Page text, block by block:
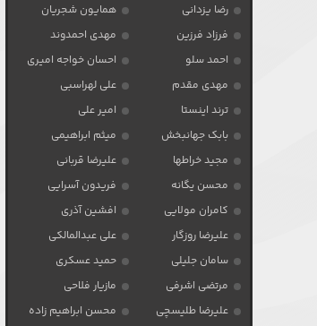
رضا یزدانی
همایون شجریان
فرزاد فرزین
مهدی احمدوند
احمد سلو
احسان خواجه امیری
مهدی مقدم
علی لهراسبی
ترند اینستا
امیر علی
بابک جهانبخش
میثم ابراهیمی
مجید خراطها
علیرضا قربانی
محسن یگانه
فریدون آسرایی
کامران مولایی
افشین آذری
علیرضا روزگار
علی عبدالمالکی
سامان جلیلی
حمید عسکری
مرتضی اشرفی
مازیار فلاحی
علیرضا طلیسچی
محسن ابراهیم زاده